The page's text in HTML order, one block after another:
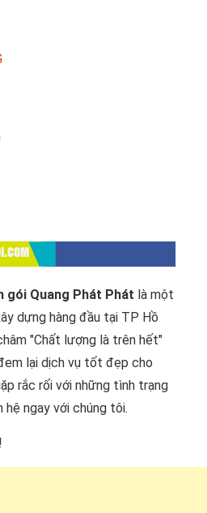
gói Quang Phát Phát là một
dựng hàng đầu tại TP Hồ
"Chất lượng là trên hết"
lại dịch vụ tốt đẹp cho
rắc rối với những tình trạng
hệ ngay với chúng tôi.